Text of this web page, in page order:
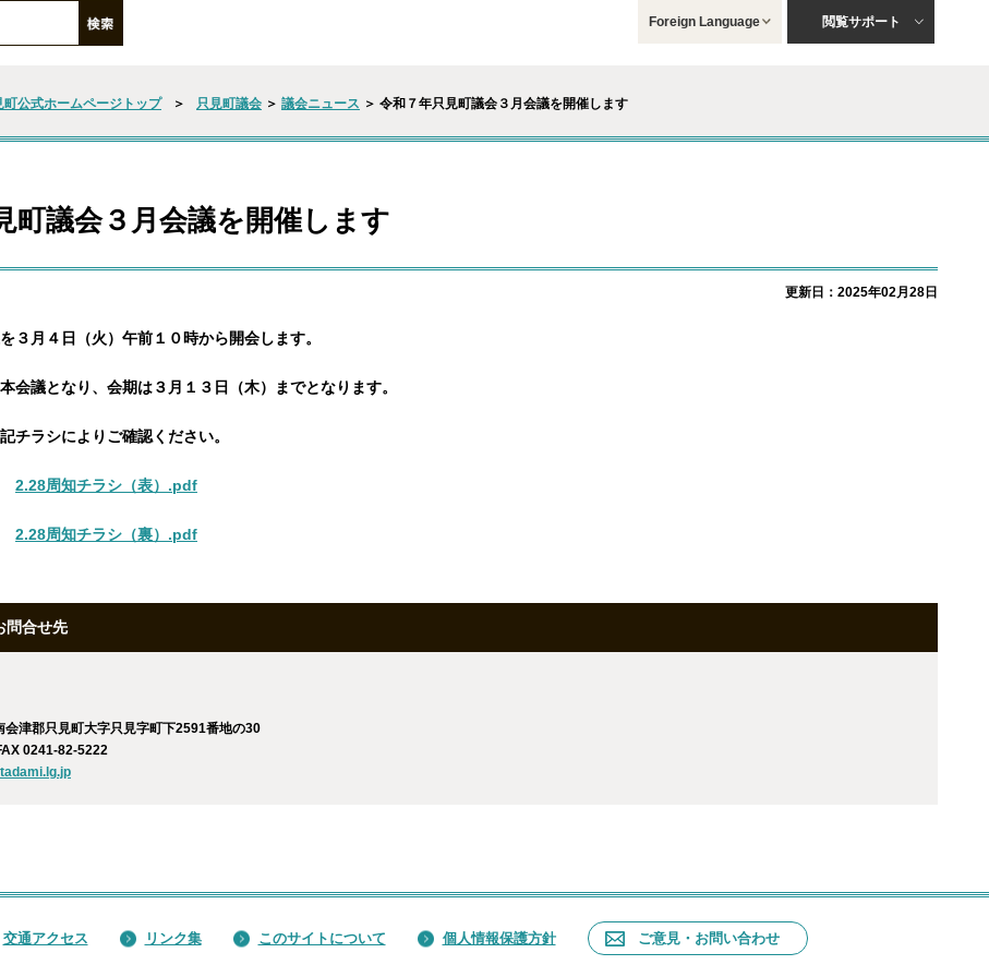
閲覧サポート
Foreign Language
町公式ホームページトップ ＞ 只見町議会 ＞ 議会ニュース ＞ 令和７年只見町議会３月会議を開催します
町議会３月会議を開催します
更新日：2025年02月28日
３月４日（火）午前１０時から開会します。
会議となり、会期は３月１３日（木）までとなります。
チラシによりご確認ください。
2.28周知チラシ（表）.pdf
2.28周知チラシ（裏）.pdf
問合せ先
津郡只見町大字只見字町下2591番地の30
0241-82-5222
交通アクセス リンク集 このサイトについて 個人情報保護方針 ご意見・お問い合わせ